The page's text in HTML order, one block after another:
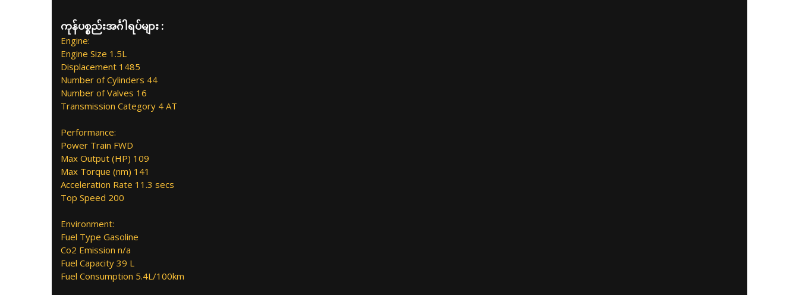
ကုန်ပစ္စည်းအင်္ဂါရပ်များ :
Engine:
Engine Size 1.5L
Displacement 1485
Number of Cylinders 44
Number of Valves 16
Transmission Category 4 AT
Performance:
Power Train FWD
Max Output (HP) 109
Max Torque (nm) 141
Acceleration Rate 11.3 secs
Top Speed 200
Environment:
Fuel Type Gasoline
Co2 Emission n/a
Fuel Capacity 39 L
Fuel Consumption 5.4L/100km